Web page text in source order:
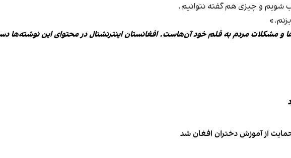
شویم و چیزی هم گفته نتوانیم.
و مشکلات مردم به قلم خود آن‌هاست. افغانستان اینترنشنال در محتوای این نوشته‌ها
از آموزش دختران افغان شد